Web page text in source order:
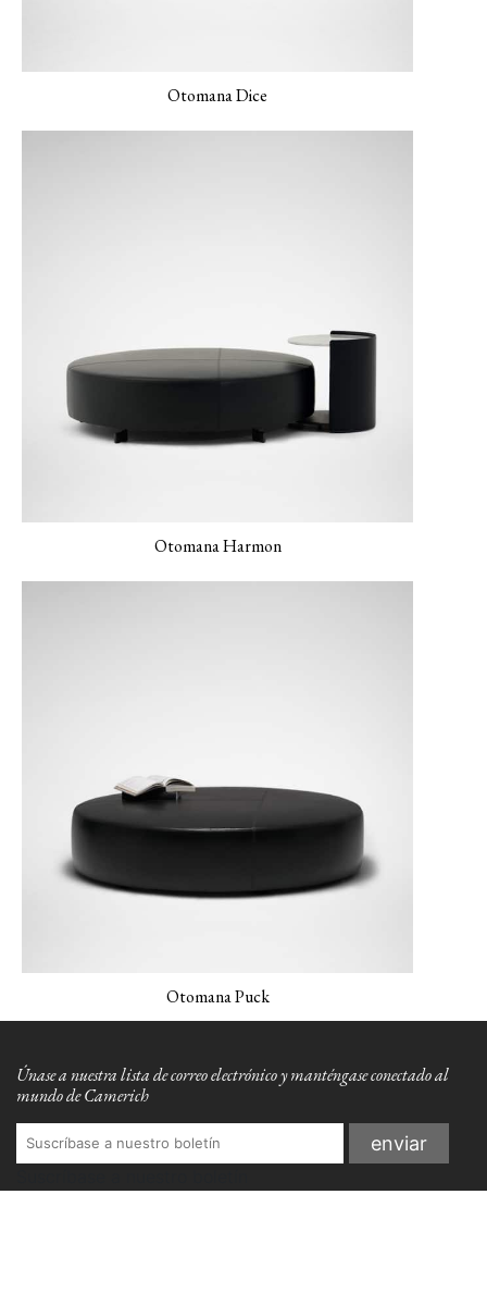
Otomana Dice
Otomana Harmon
Otomana Puck
Únase a nuestra lista de correo electrónico y manténgase conectado al
mundo de Camerich